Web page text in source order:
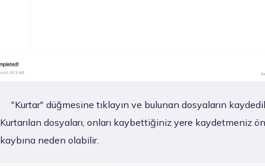
"Kurtar" düğmesine tıklayın ve bulunan dosyaların
dosyaları, onları kaybettiğiniz yere kaydetmeniz
neden olabilir.